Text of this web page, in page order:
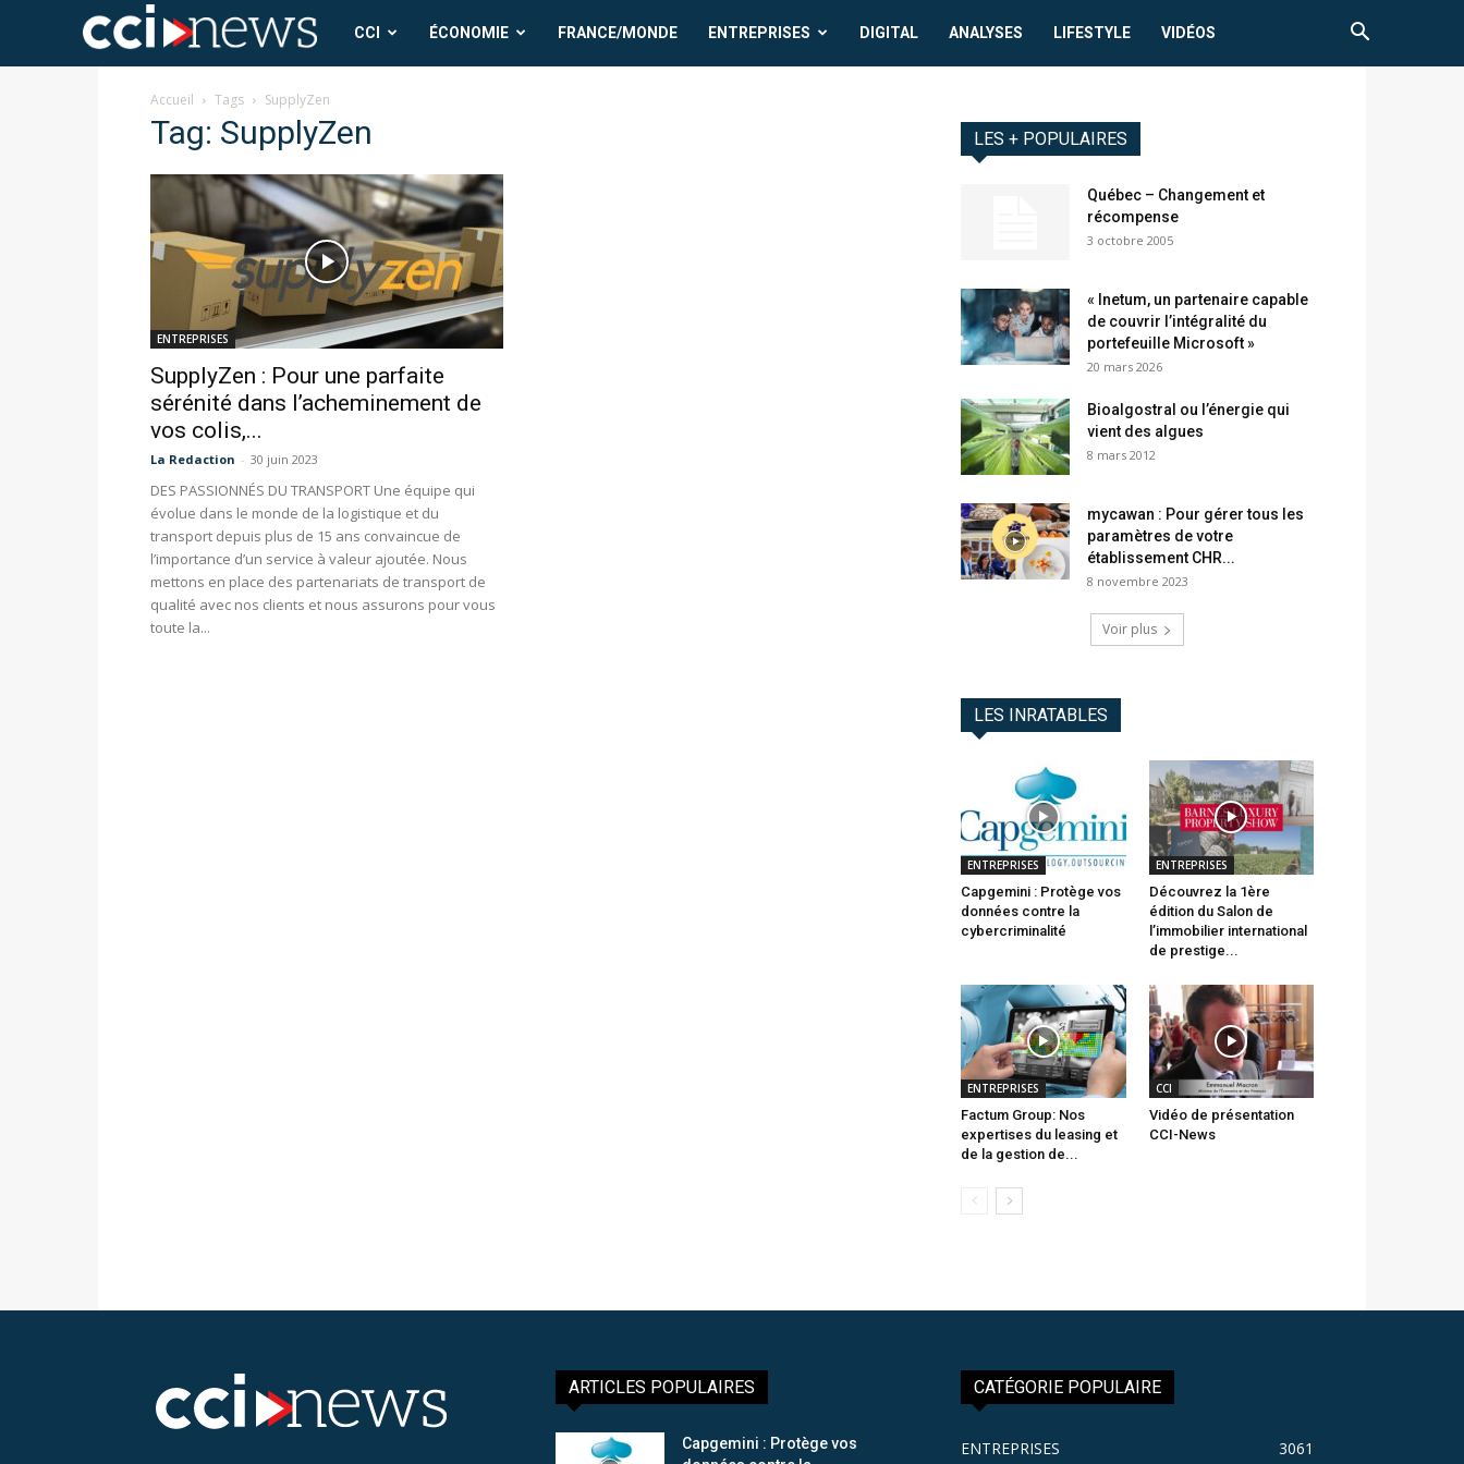
CCICCI ÉCONOMIE FRANCE/MONDE ENTREPRISES DIGITAL ANALYSES LIFESTYLE VIDÉOS
Accueil Tags SupplyZen
Tag: SupplyZen
ENTREPRISES
SupplyZen : Pour une parfaite
sérénité dans l’acheminement de
vos colis,...
La Redaction - 30 juin 2023
DES PASSIONNÉS DU TRANSPORT Une équipe qui
évolue dans le monde de la logistique et du
transport depuis plus de 15 ans convaincue de
l’importance d’un service à valeur ajoutée. Nous
mettons en place des partenariats de transport de
qualité avec nos clients et nous assurons pour vous
toute la...
LES + POPULAIRES
Québec – Changement et
récompense
3 octobre 2005
« Inetum, un partenaire capable
de couvrir l’intégralité du
portefeuille Microsoft »
20 mars 2026
Bioalgostral ou l’énergie qui
vient des algues
8 mars 2012
mycawan : Pour gérer tous les
paramètres de votre
établissement CHR...
8 novembre 2023
Voir plus
LES INRATABLES
ENTREPRISES
Capgemini : Protège vos
données contre la
cybercriminalité
ENTREPRISES
Découvrez la 1ère
édition du Salon de
l’immobilier international
de prestige...
ENTREPRISES
Factum Group: Nos
expertises du leasing et
de la gestion de...
CCI
Vidéo de présentation
CCI-News
ARTICLES POPULAIRES
Capgemini : Protège vos
CATÉGORIE POPULAIRE
ENTREPRISES 3061